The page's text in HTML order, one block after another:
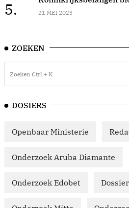
5. 21 MEI 2023
ZOEKEN
DOSIERS
Openbaar Ministerie
Onderzoek Aruba Diamante
Onderzoek Edobet